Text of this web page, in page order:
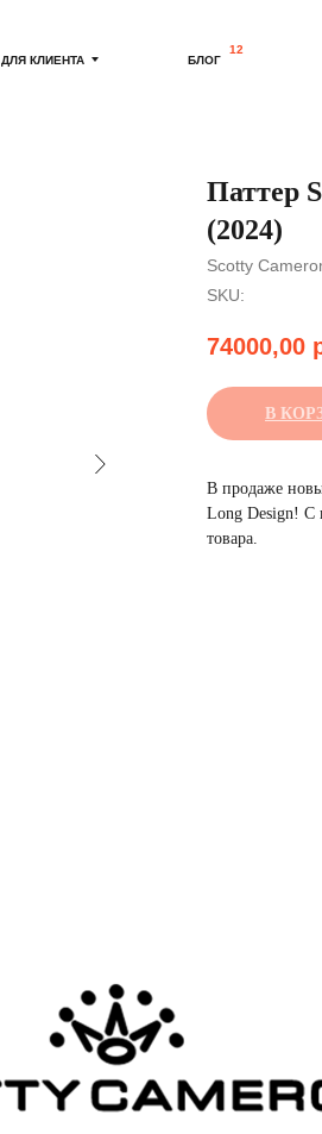
БЛОГ
12
ДЛЯ КЛИЕНТА
Паттер
(2024)
Scotty
SKU:
74000,00
В
В продаже
Long Design! С
товара.